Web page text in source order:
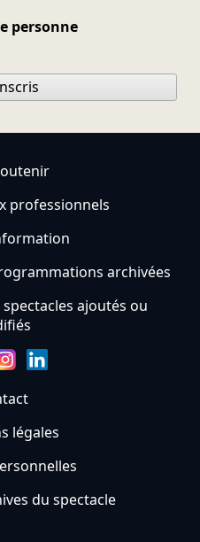
personne
professionnels
archivées
spectacles ajoutés ou
légales
du spectacle